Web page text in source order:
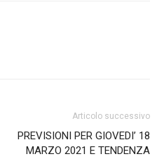
Articolo successivo
PREVISIONI PER GIOVEDI’ 18
MARZO 2021 E TENDENZA